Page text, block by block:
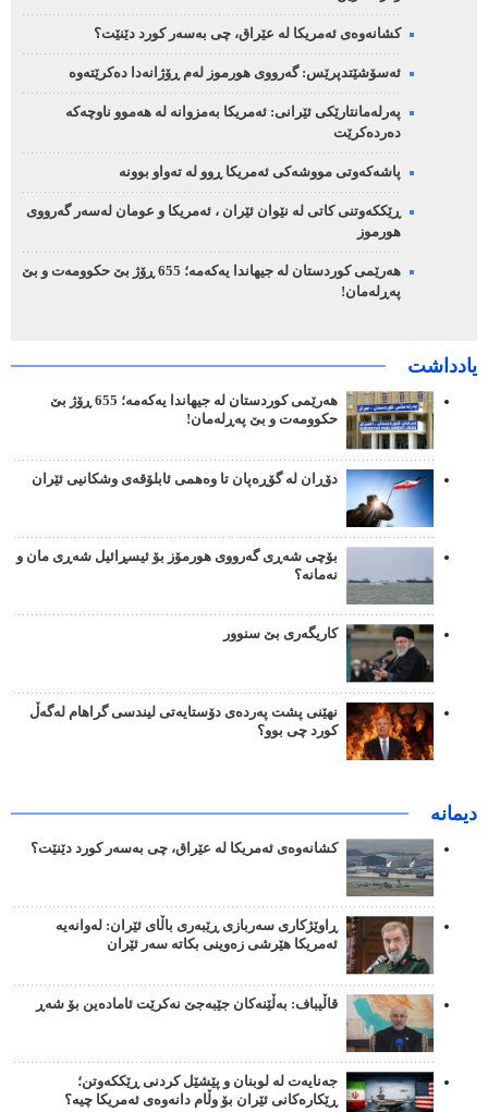
کشانەوەی ئەمریکا لە عێراق، چی بەسەر کورد دێنێت؟
ئەسۆشێتدپرێس: گەرووی هورموز لەم ڕۆژانەدا دەکرێتەوە
پەرلەمانتارێکی ئێرانی: ئەمریکا بەمزوانە لە هەموو ناوچەکە
دەردەکرێت
پاشەکەوتی مووشەکی ئەمریکا ڕوو لە تەواو بوونە
ڕێککەوتنی کاتی لە نێوان ئێران ، ئەمریکا و عومان لەسەر گەرووی
هورموز
هەرێمی کوردستان لە جیهاندا یەکەمە؛ 655 ڕۆژ بێ حکوومەت و بێ
پەڕلەمان!
یادداشت
هەرێمی کوردستان لە جیهاندا یەکەمە؛ 655 ڕۆژ بێ
حکوومەت و بێ پەڕلەمان!
دۆڕان لە گۆڕەپان تا وەهمی ئابلۆقەی وشکانیی ئێران
بۆچی شەڕی گەرووی هورمۆز بۆ ئیسڕائیل شەڕی مان و
نەمانە؟
کاریگەری بێ سنوور
نهێنی پشت پەردەی دۆستایەتی لیندسی گراهام لەگەڵ
کورد چی بوو؟
دیمانە
کشانەوەی ئەمریکا لە عێراق، چی بەسەر کورد دێنێت؟
ڕاوێژکاری سەربازی ڕێبەری باڵای ئێران: لەوانەیە
ئەمریکا هێرشی زەوینی بکاتە سەر ئێران
قاڵیباف: بەڵێنەکان جێبەجێ نەکرێت ئامادەین بۆ شەڕ
جەنایەت لە لوبنان و پێشێل کردنی ڕێککەوتن؛
ڕێکارەکانی ئێران بۆ وڵام دانەوەی ئەمریکا چیە؟